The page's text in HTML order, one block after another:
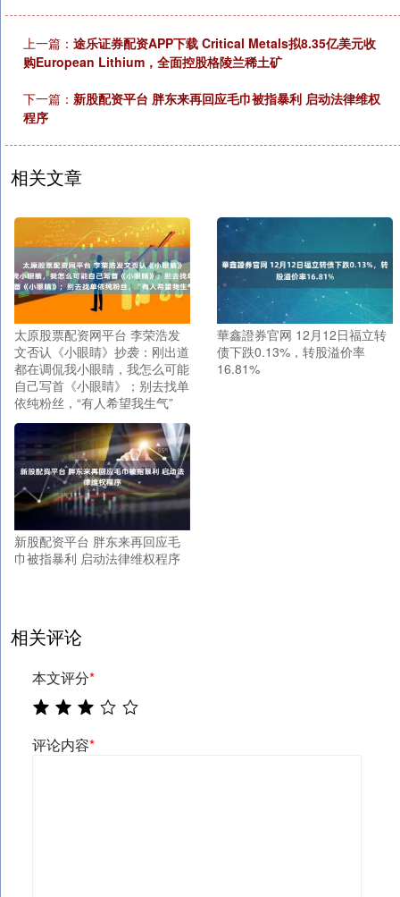
上一篇： 途乐证券配资APP下载 Critical Metals拟8.35亿美元收
购European Lithium，全面控股格陵兰稀土矿
下一篇： 新股配资平台 胖东来再回应毛巾被指暴利 启动法律维权
程序
相关文章
太原股票配资网平台 李荣浩发
文否认《小眼睛》抄袭：刚出道
都在调侃我小眼睛，我怎么可能
自己写首《小眼睛》；别去找单
依纯粉丝，“有人希望我生气”
華鑫證券官网 12月12日福立转
债下跌0.13%，转股溢价率
16.81%
新股配资平台 胖东来再回应毛
巾被指暴利 启动法律维权程序
相关评论
本文评分*
评论内容*